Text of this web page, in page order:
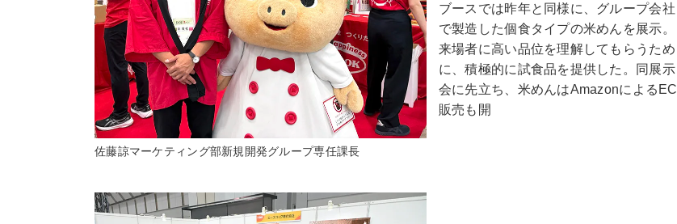
佐藤諒マーケティング部新規開発グループ専任課長
ブースでは昨年と同様に、グループ会社
で製造した個食タイプの米めんを展示。
来場者に高い品位を理解してもらうため
に、積極的に試食品を提供した。同展示
会に先立ち、米めんはAmazonによるEC
販売も開